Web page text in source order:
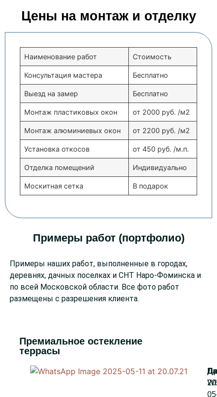
Цены на монтаж и отделку
Наименование работ Стоимость
Консультация мастера Бесплатно
Выезд на замер Бесплатно
Монтаж пластиковых окон от 2000 руб. /м2
Монтаж алюминиевых окон от 2200 руб. /м2
Установка откосов от 450 руб. /м.п.
Отделка помещений Индивидуально
Москитная сетка В подарок
Примеры работ (портфолио)
Примеры наших работ, выполненные в городах,
деревнях, дачных поселках и СНТ Наро-Фоминска и
по всей Московской области. Все фото работ
размещены с разрешения клиента.
Премиальное остекление
террасы